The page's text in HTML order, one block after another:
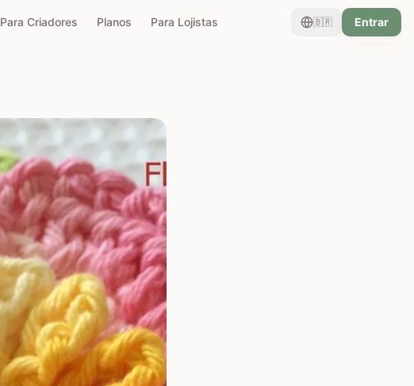
Para Criadores Planos Para Lojistas 🇧🇷 Entrar